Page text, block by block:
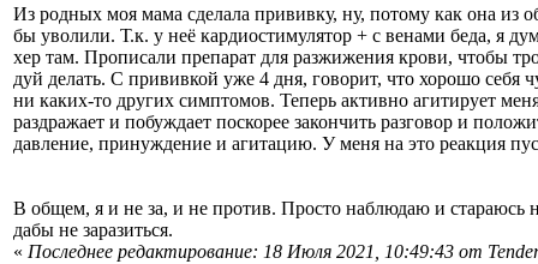
Из родных моя мама сделала прививку, ну, потому как она из
бы уволили. Т.к. у неё кардиостимулятор + с венами беда, я
хер там. Прописали препарат для разжижения крови, чтобы
дуй делать. С прививкой уже 4 дня, говорит, что хорошо себя
ни каких-то других симптомов. Теперь активно агитирует
раздражает и побуждает поскорее закончить разговор и
давление, принуждение и агитацию. У меня на это реакция
В общем, я и не за, и не против. Просто наблюдаю и стараюсь
дабы не заразиться.
« Последнее редактирование: 18 Июля 2021, 10:49:43 от